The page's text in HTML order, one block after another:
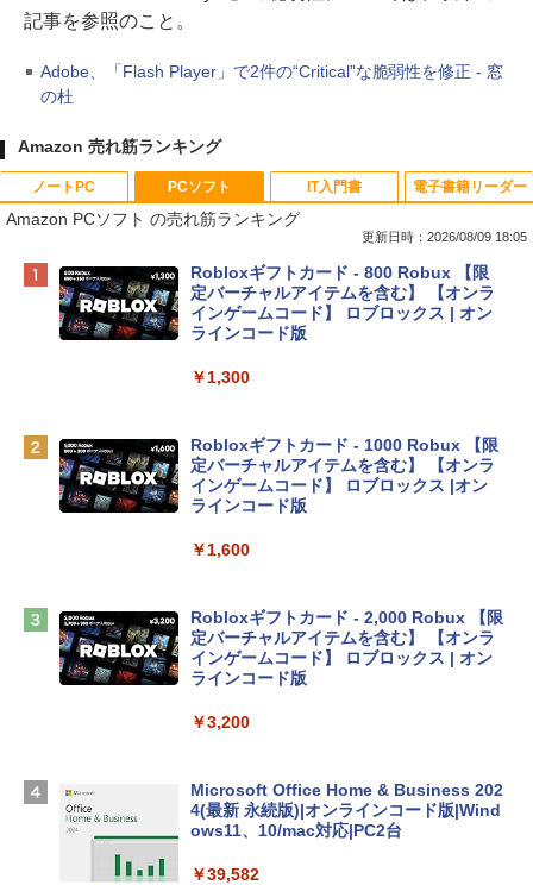
記事を参照のこと。
Adobe、「Flash Player」で2件の“Critical”な脆弱性を修正 - 窓
の杜
Amazon 売れ筋ランキング
ノートPC
Apple 2026 MacBook Neo A18 Proチッ
プ搭載13インチノートブック：AIとAppl
e Intelligenceのために設計、Liquid Ret
inaディスプレイ、8GBユニファイドメモ
eTime HDカメラ - インディゴ
tomtoc 360°保護 15.6 16インチ パソコ
ンケース Dell NEC Lavie ASUS HP dyna
Apple 2026 MacBook Air M5チップ搭載
13インチノートブック：AIとApple Intell
igence、13.6インチLiquid Retinaディ
TB SSDストレージ、12MPセンターフレ
￥278,800
【Amazon.co.jp限定】 HP ノートパソコ
PCソフト
Amazon PCソフト の売れ筋ランキング
更新日時：2026/08/09 18:05
Robloxギフトカード - 800 Robux 【限
定バーチャルアイテムを含む】 【オンラ
インゲームコード】 ロブロックス | オン
ラインコード版
￥1,300
Robloxギフトカード - 1000 Robux 【限
定バーチャルアイテムを含む】 【オンラ
インゲームコード】 ロブロックス |オン
ラインコード版
￥1,600
Robloxギフトカード - 2,000 Robux 【限
定バーチャルアイテムを含む】 【オンラ
インゲームコード】 ロブロックス | オン
ラインコード版
￥3,200
Microsoft Office Home & Business 202
4(最新 永続版)|オンラインコード版|Wind
ows11、10/mac対応|PC2台
￥39,582
IT入門書 電子書籍リーダー